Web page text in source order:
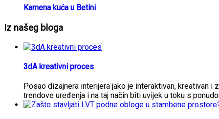
Kamena kuća u Betini
Iz našeg bloga
3dA kreativni proces
Posao dizajnera interijera jako je interaktivan, kreativan
trendove uređenja i na taj način biti uvijek u toku s